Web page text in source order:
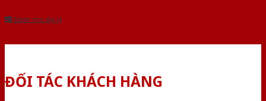
Dành cho đại lý
ĐỐI TÁC KHÁCH HÀNG